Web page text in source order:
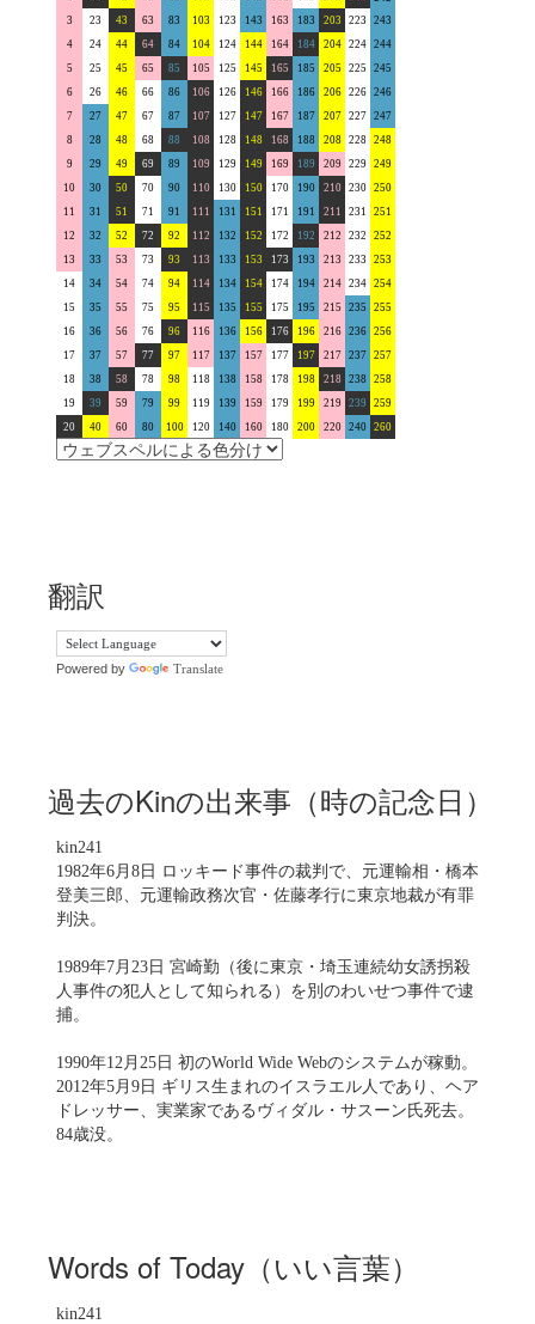
3
23 43 63 83 103 123 143 163 183 203 223
243
4
24 44 64 84 104 124 144 164 184 204 224 244
5
25 45 65 85 105 125 145 165 185 205 225
245
6
26 46 66 86 106 126 146 166 186 206 226 246
7
27 47 67 87 107 127 147 167 187 207 227 247
8
28 48 68 88 108 128 148 168 188 208 228
248
9
29 49 69 89 109 129 149 169 189 209 229 249
10
30 50 70 90 110 130 150 170 190 210 230 250
11
31 51 71 91 111 131 151 171 191 211 231
251
12
32 52 72 92 112 132 152 172 192 212 232
252
13
33 53 73 93 113 133 153 173 193 213 233
253
14
34 54 74 94 114 134 154 174 194 214 234 254
15
35 55 75 95 115 135 155 175 195 215 235
255
16
36 56 76 96 116 136 156 176 196 216 236 256
17
37 57 77 97 117 137 157 177 197 217 237 257
18
38 58 78 98 118 138 158 178 198 218 238
258
19
39 59 79 99 119 139 159 179 199 219 239
259
20
40 60 80 100 120 140 160 180 200 220 240 260
翻訳
Powered by Translate
過去のKinの出来事（時の記念日）
kin241
1982年6月8日 ロッキード事件の裁判で、元運輸相・橋本
登美三郎、元運輸政務次官・佐藤孝行に東京地裁が有罪
判決。
1989年7月23日 宮崎勤（後に東京・埼玉連続幼女誘拐殺
人事件の犯人として知られる）を別のわいせつ事件で逮
捕。
1990年12月25日 初のWorld Wide Webのシステムが稼動。
2012年5月9日 ギリス生まれのイスラエル人であり、ヘア
ドレッサー、実業家であるヴィダル・サスーン氏死去。
84歳没。
Words of Today（いい言葉）
kin241